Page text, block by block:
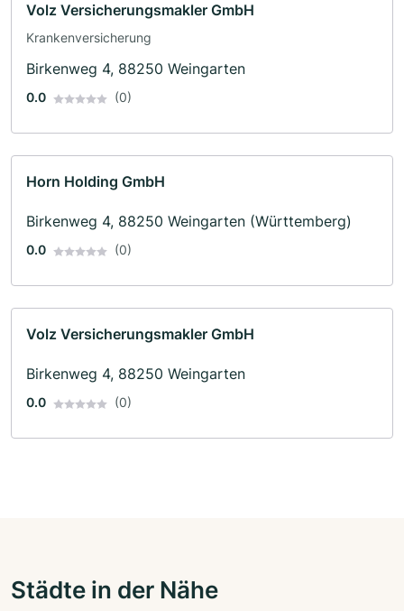
Volz Versicherungsmakler GmbH
Krankenversicherung
Birkenweg 4, 88250 Weingarten
0.0 (0)
Horn Holding GmbH
Birkenweg 4, 88250 Weingarten (Württemberg)
0.0 (0)
Volz Versicherungsmakler GmbH
Birkenweg 4, 88250 Weingarten
0.0 (0)
Städte in der Nähe